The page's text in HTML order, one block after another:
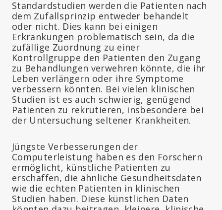
Standardstudien werden die Patienten nach
dem Zufallsprinzip entweder behandelt
oder nicht. Dies kann bei einigen
Erkrankungen problematisch sein, da die
zufällige Zuordnung zu einer
Kontrollgruppe den Patienten den Zugang
zu Behandlungen verwehren könnte, die ihr
Leben verlängern oder ihre Symptome
verbessern könnten. Bei vielen klinischen
Studien ist es auch schwierig, genügend
Patienten zu rekrutieren, insbesondere bei
der Untersuchung seltener Krankheiten.
Jüngste Verbesserungen der
Computerleistung haben es den Forschern
ermöglicht, künstliche Patienten zu
erschaffen, die ähnliche Gesundheitsdaten
wie die echten Patienten in klinischen
Studien haben. Diese künstlichen Daten